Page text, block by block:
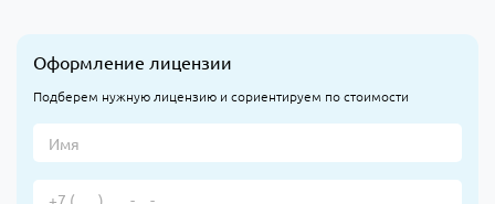
Оформление лицензии
Подберем нужную лицензию и сориентируем по стоимости